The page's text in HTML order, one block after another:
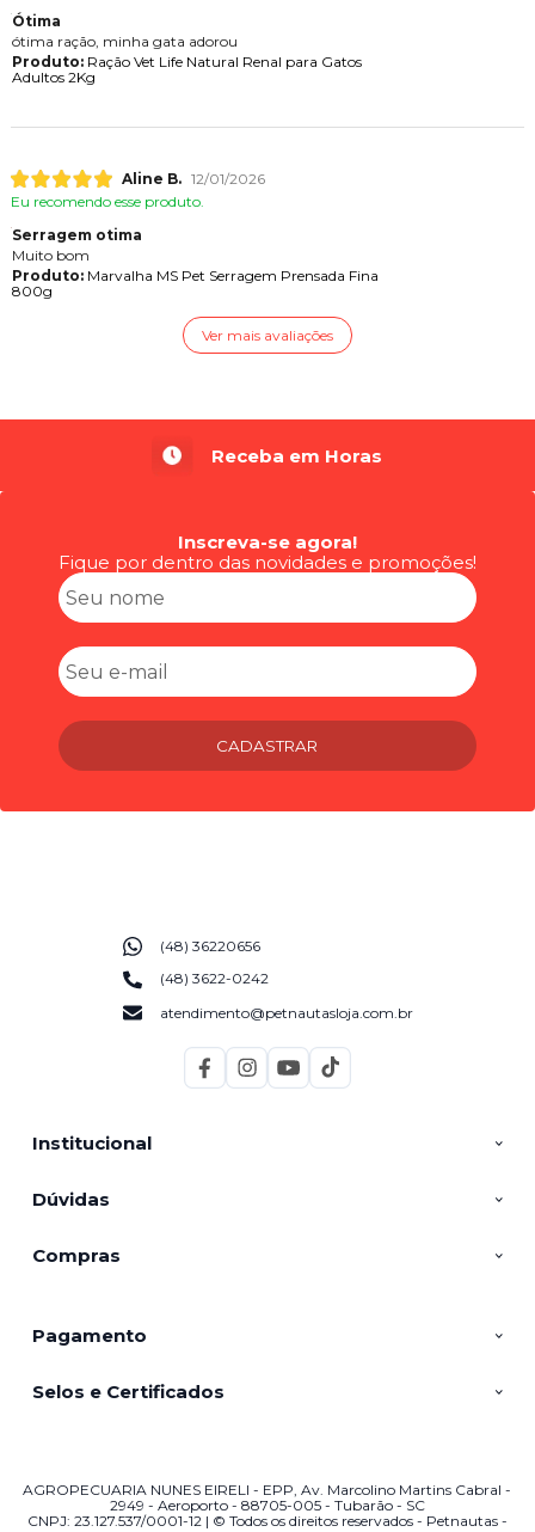
Ótima
ótima ração, minha gata adorou
Produto:Ração Vet Life Natural Renal para Gatos
Adultos 2Kg
Aline B. 12/01/2026
Eu recomendo esse produto.
Serragem otima
Muito bom
Produto:Marvalha MS Pet Serragem Prensada Fina
800g
Ver mais avaliações
Receba em Horas
Inscreva-se agora!
Fique por dentro das novidades e promoções!
CADASTRAR
Institucional
Dúvidas
Compras
(48) 36220656
(48) 3622-0242
atendimento@petnautasloja.com.br
Pagamento
Selos e Certificados
AGROPECUARIA NUNES EIRELI - EPP, Av. Marcolino Martins Cabral -
2949 - Aeroporto - 88705-005 - Tubarão - SC
CNPJ: 23.127.537/0001-12 | © Todos os direitos reservados - Petnautas -